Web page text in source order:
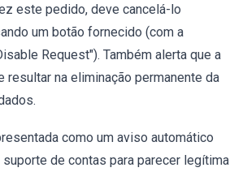
este pedido, deve cancelá-lo
um botão fornecido (com a
Request"). Também alerta que a
resultar na eliminação permanente da
como um aviso automático
de contas para parecer legítima